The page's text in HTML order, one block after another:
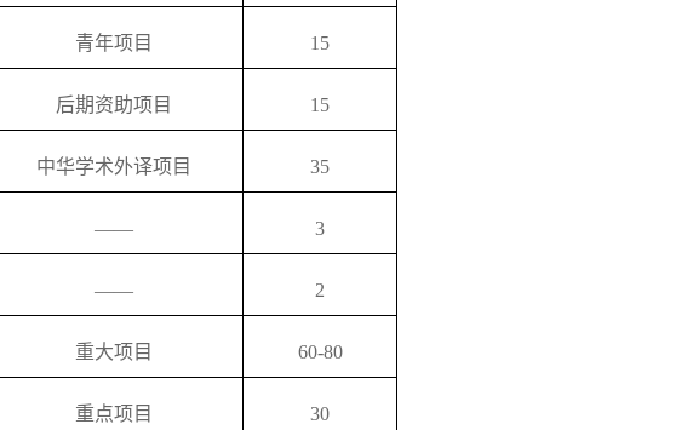
青年项目 15
后期资助项目 15
中华学术外译项目 35
—— 3
—— 2
重大项目 60-80
重点项目 30